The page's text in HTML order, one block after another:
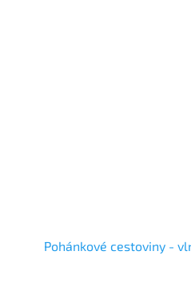
Pohánkové cestoviny -